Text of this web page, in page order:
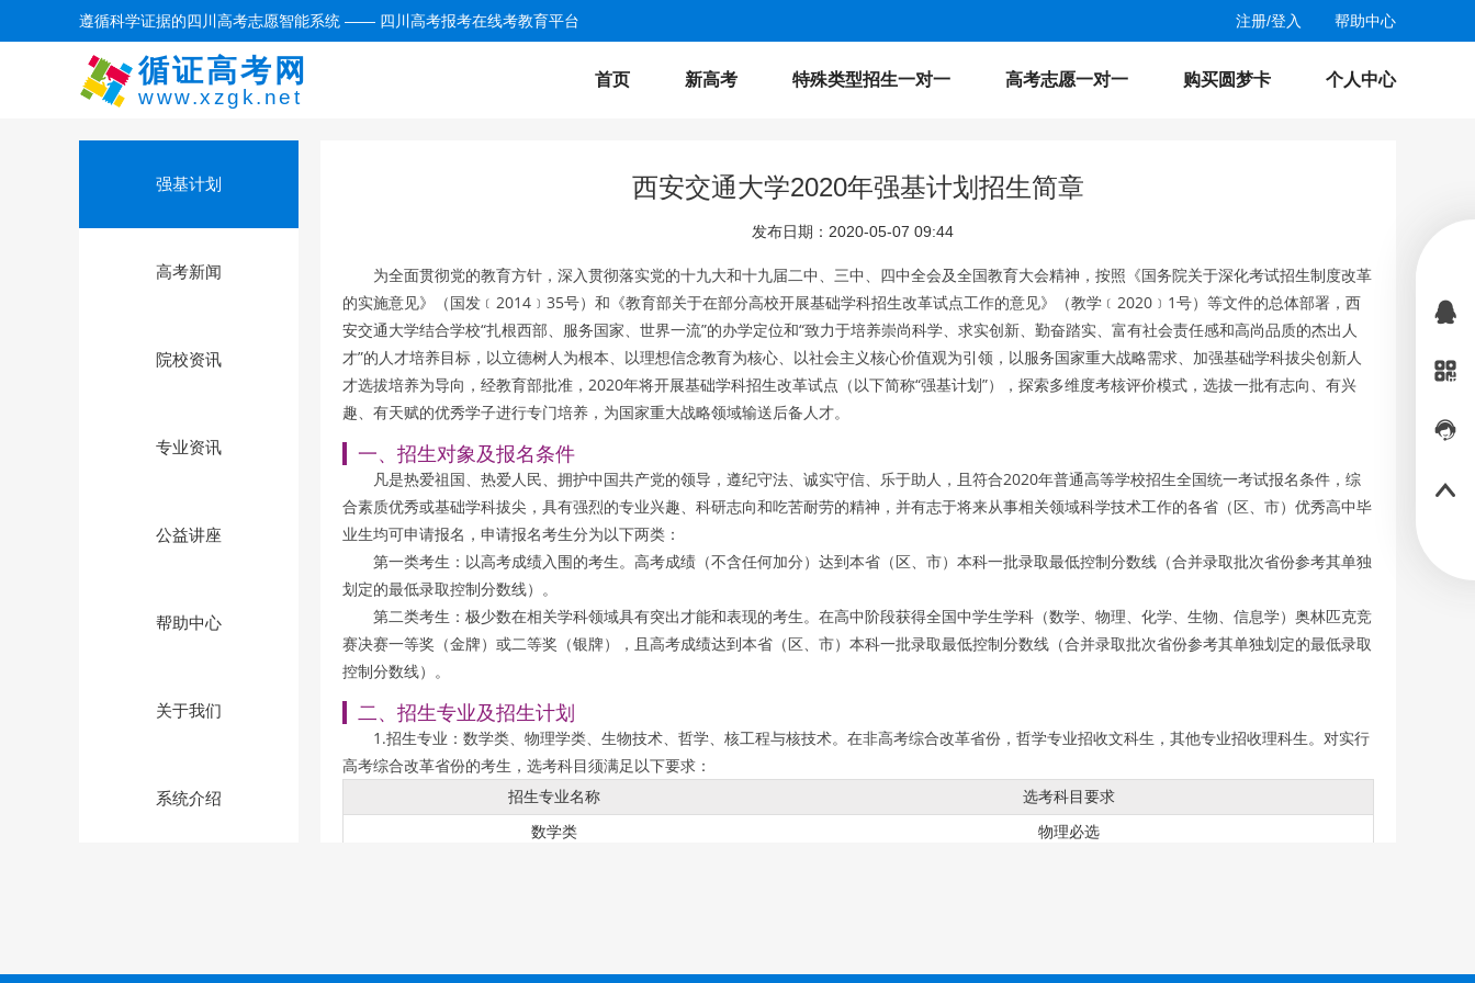
遵循科学证据的四川高考志愿智能系统 —— 四川高考报考在线考教育平台 注册/登入 帮助中心
循证高考网
www.xzgk.net
个人中心
购买圆梦卡
高考志愿一对一
特殊类型招生一对一
新高考
首页
强基计划
高考新闻
院校资讯
专业资讯
公益讲座
帮助中心
关于我们
系统介绍
西安交通大学2020年强基计划招生简章
发布日期：2020-05-07 09:44
为全面贯彻党的教育方针，深入贯彻落实党的十九大和十九届二中、三中、四中全会及全国教育大会精神，按照《国务院关于深化考试招生制度改革
的实施意见》（国发﹝2014﹞35号）和《教育部关于在部分高校开展基础学科招生改革试点工作的意见》（教学﹝2020﹞1号）等文件的总体部署，西
安交通大学结合学校“扎根西部、服务国家、世界一流”的办学定位和“致力于培养崇尚科学、求实创新、勤奋踏实、富有社会责任感和高尚品质的杰出人
才”的人才培养目标，以立德树人为根本、以理想信念教育为核心、以社会主义核心价值观为引领，以服务国家重大战略需求、加强基础学科拔尖创新人
才选拔培养为导向，经教育部批准，2020年将开展基础学科招生改革试点（以下简称“强基计划”），探索多维度考核评价模式，选拔一批有志向、有兴
趣、有天赋的优秀学子进行专门培养，为国家重大战略领域输送后备人才。
一、招生对象及报名条件
凡是热爱祖国、热爱人民、拥护中国共产党的领导，遵纪守法、诚实守信、乐于助人，且符合2020年普通高等学校招生全国统一考试报名条件，综
合素质优秀或基础学科拔尖，具有强烈的专业兴趣、科研志向和吃苦耐劳的精神，并有志于将来从事相关领域科学技术工作的各省（区、市）优秀高中毕
业生均可申请报名，申请报名考生分为以下两类：
第一类考生：以高考成绩入围的考生。高考成绩（不含任何加分）达到本省（区、市）本科一批录取最低控制分数线（合并录取批次省份参考其单独
划定的最低录取控制分数线）。
第二类考生：极少数在相关学科领域具有突出才能和表现的考生。在高中阶段获得全国中学生学科（数学、物理、化学、生物、信息学）奥林匹克竞
赛决赛一等奖（金牌）或二等奖（银牌），且高考成绩达到本省（区、市）本科一批录取最低控制分数线（合并录取批次省份参考其单独划定的最低录取
控制分数线）。
二、招生专业及招生计划
1.招生专业：数学类、物理学类、生物技术、哲学、核工程与核技术。在非高考综合改革省份，哲学专业招收文科生，其他专业招收理科生。对实行
高考综合改革省份的考生，选考科目须满足以下要求：
招生专业名称
选考科目要求
数学类
物理必选
哲学
历史、政治至少选一科